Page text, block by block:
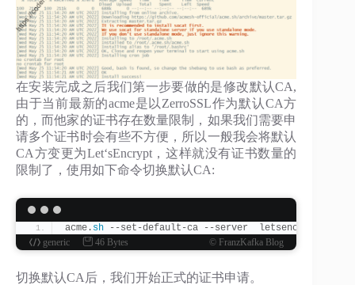
在安装完成之后我们第一步要做的是修改默认CA,
由于当前最新的acme是以ZerroSSL作为默认CA方
的，而他家的证书存在数量限制，如果我们需要申
请多个证书时会有些不方便，所以一般我会将默认
CA方变更为Let‘sEncrypt，这样就没有证书数量的
限制了，使用如下命令切换默认CA:
acme. sh --set-default-ca --server  letsencrypt
generic
46 Bytes © FranzKafka Blog
切换默认CA后，我们开始正式的证书申请。